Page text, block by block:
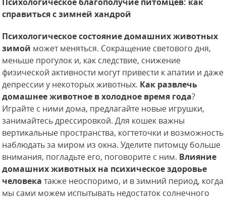
справиться с зимней хандрой
Психологическое состояние домашних животных
зимой может меняться. Сокращение светового дня,
меньше прогулок и, как следствие, снижение
физической активности могут привести к апатии и даже
депрессии у некоторых животных. Как развлечь
домашнее животное в холодное время года?
Играйте с ними дома, предлагайте новые игрушки,
занимайтесь дрессировкой. Для кошек важны
вертикальные пространства, когтеточки и возможность
наблюдать за миром из окна. Уделите питомцу больше
внимания, погладьте его, поговорите с ним. Влияние
домашних животных на психическое здоровье
человека также неоспоримо, и в зимний период, когда
мы сами можем испытывать недостаток солнечного